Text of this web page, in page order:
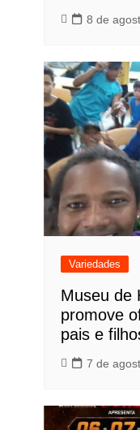
8 de
Variedades
Museu de
promove
pais e
7 de